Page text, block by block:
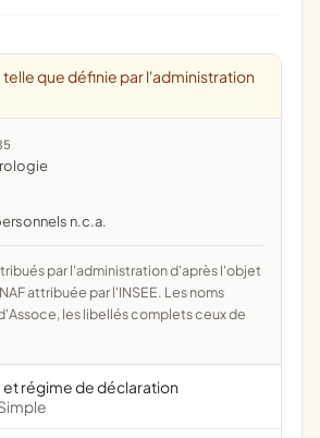
que définie par l'administration
n.c.a.
attribuée par l'INSEE. Les noms
les libellés complets ceux de
régime de déclaration